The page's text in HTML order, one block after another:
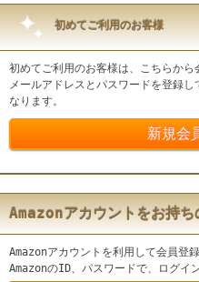
初めてご利用のお客様
初めてご利用のお客様は、こちらから
メールアドレスとパスワードを登録
なります。
Amazonアカウントをお持ち
Amazonアカウントを利用して会員登
AmazonのID、パスワードで、ログイ